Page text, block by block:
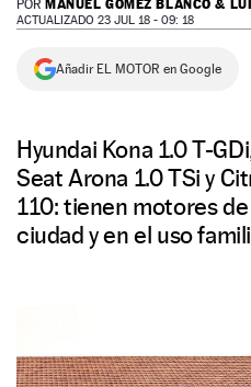
NEWSLETTER
POR MANUEL GÓMEZ BLANCO &
ACTUALIZADO 23 JUL 18 - 09: 18
Añadir EL MOTOR en Google
Hyundai Kona 1.0 T-
Seat Arona 1.0 TSi y
110: tienen motores
ciudad y en el uso